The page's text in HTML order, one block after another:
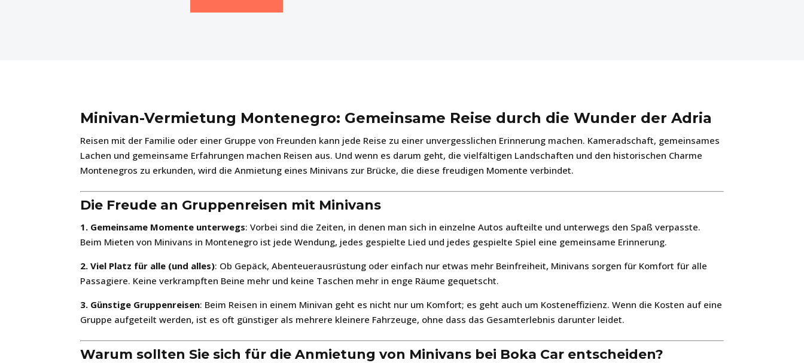
Minivan-Vermietung Montenegro: Gemeinsame Reise durch die Wunder der Adria
Reisen mit der Familie oder einer Gruppe von Freunden kann jede Reise zu einer unvergesslichen Erinnerung machen. Kameradschaft, gemeinsames
Lachen und gemeinsame Erfahrungen machen Reisen aus. Und wenn es darum geht, die vielfältigen Landschaften und den historischen Charme
Montenegros zu erkunden, wird die Anmietung eines Minivans zur Brücke, die diese freudigen Momente verbindet.
Die Freude an Gruppenreisen mit Minivans
1. Gemeinsame Momente unterwegs: Vorbei sind die Zeiten, in denen man sich in einzelne Autos aufteilte und unterwegs den Spaß verpasste.
Beim Mieten von Minivans in Montenegro ist jede Wendung, jedes gespielte Lied und jedes gespielte Spiel eine gemeinsame Erinnerung.
2. Viel Platz für alle (und alles): Ob Gepäck, Abenteuerausrüstung oder einfach nur etwas mehr Beinfreiheit, Minivans sorgen für Komfort für alle
Passagiere. Keine verkrampften Beine mehr und keine Taschen mehr in enge Räume gequetscht.
3. Günstige Gruppenreisen: Beim Reisen in einem Minivan geht es nicht nur um Komfort; es geht auch um Kosteneffizienz. Wenn die Kosten auf eine
Gruppe aufgeteilt werden, ist es oft günstiger als mehrere kleinere Fahrzeuge, ohne dass das Gesamterlebnis darunter leidet.
Warum sollten Sie sich für die Anmietung von Minivans bei Boka Car entscheiden?